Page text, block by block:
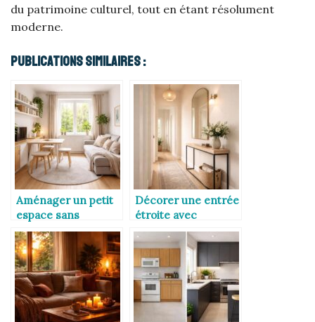
du patrimoine culturel, tout en étant résolument
moderne.
Publications Similaires :
Aménager un petit
espace sans
l’encombrer
Décorer une entrée
étroite avec
élégance